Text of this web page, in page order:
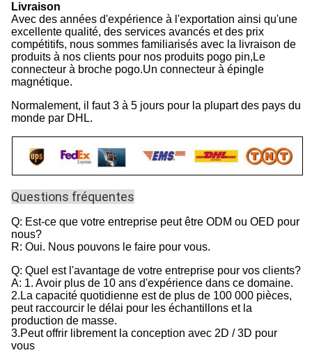
Livraison
Avec des années d'expérience à l'exportation ainsi qu'une
excellente qualité, des services avancés et des prix
compétitifs, nous sommes familiarisés avec la livraison de
produits à nos clients pour nos produits pogo pin,Le
connecteur à broche pogo.Un connecteur à épingle
magnétique.
Normalement, il faut 3 à 5 jours pour la plupart des pays du
monde par DHL.
Questions fréquentes
Q: Est-ce que votre entreprise peut être ODM ou OED pour
nous?
R: Oui. Nous pouvons le faire pour vous.
Q: Quel est l'avantage de votre entreprise pour vos clients?
A: 1. Avoir plus de 10 ans d'expérience dans ce domaine.
2.La capacité quotidienne est de plus de 100 000 pièces,
peut raccourcir le délai pour les échantillons et la
production de masse.
3.Peut offrir librement la conception avec 2D / 3D pour
vous